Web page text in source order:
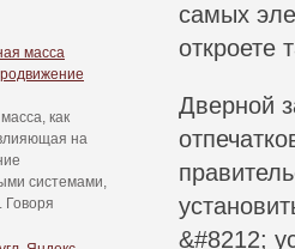
масса
как
на
системами,
Говоря
самых
откроете
Дверной
&#8212;